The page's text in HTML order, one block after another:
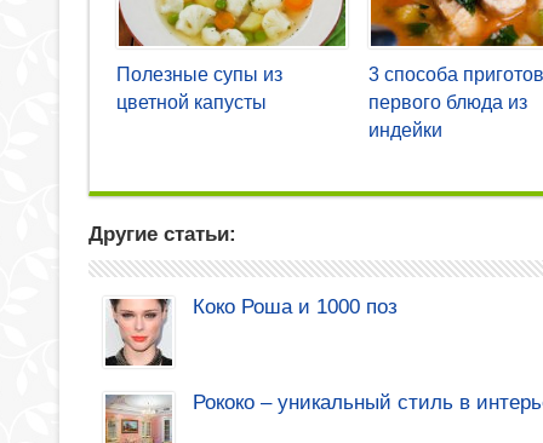
Полезные супы из
цветной капусты
3 способа
первого блюда из
индейки
Другие статьи:
Коко Роша и 1000 поз
Рококо – уникальный стиль в